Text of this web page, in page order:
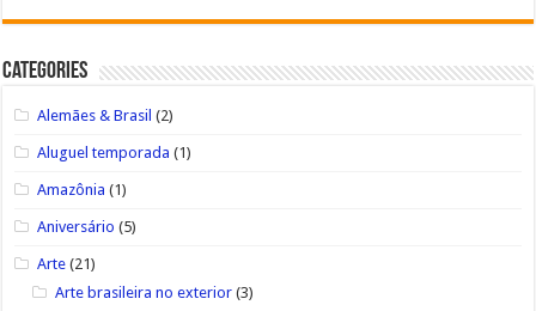
Categories
Alemães & Brasil (2)
Aluguel temporada (1)
Amazônia (1)
Aniversário (5)
Arte (21)
Arte brasileira no exterior (3)